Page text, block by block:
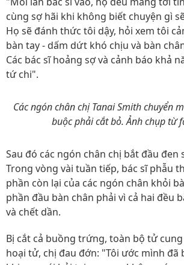
cùng sợ hãi khi không biết chuyện gì
Họ sẽ đánh thức tôi dậy, hỏi xem tôi
bàn tay - dấm dứt khó chịu và bàn
Các bác sĩ hoảng sợ và cảnh báo khả
tứ chi".
Các ngón chân chị Tanai Smith chuyển
buộc phải cắt bỏ. Ảnh chụp từ
Sau đó các ngón chân chị bắt đầu đen
Trong vòng vài tuần tiếp, bác sĩ phẫu
phần còn lại của các ngón chân khỏi
phần đầu bàn chân phải vì cả hai đều
và chết dần.
Bị cắt cả buồng trứng, toàn bộ tử
hoại tử, chị đau đớn: "Tôi ước mình đã